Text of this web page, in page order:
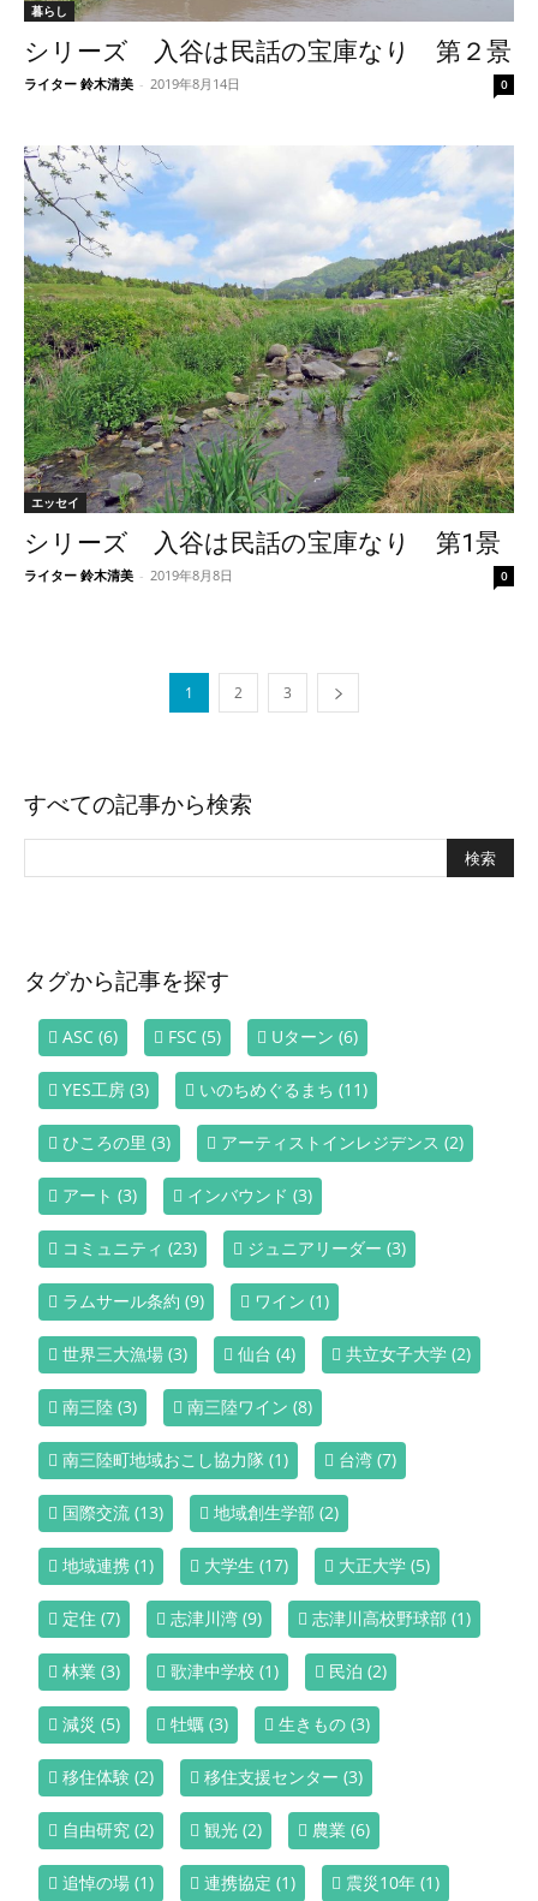
暮らし
シリーズ 入谷は民話の宝庫なり 第２景
ライター 鈴木清美 - 2019年8月14日 0
エッセイ
シリーズ 入谷は民話の宝庫なり 第1景
ライター 鈴木清美 - 2019年8月8日 0
1 2 3
すべての記事から検索
タグから記事を探す
ASC (6) FSC (5) Uターン (6)
YES工房 (3) いのちめぐるまち (11)
ひころの里 (3) アーティストインレジデンス (2)
アート (3) インバウンド (3)
コミュニティ (23) ジュニアリーダー (3)
ラムサール条約 (9) ワイン (1)
世界三大漁場 (3) 仙台 (4) 共立女子大学 (2)
南三陸 (3) 南三陸ワイン (8)
南三陸町地域おこし協力隊 (1) 台湾 (7)
国際交流 (13) 地域創生学部 (2)
地域連携 (1) 大学生 (17) 大正大学 (5)
定住 (7) 志津川湾 (9) 志津川高校野球部 (1)
林業 (3) 歌津中学校 (1) 民泊 (2)
減災 (5) 牡蠣 (3) 生きもの (3)
移住体験 (2) 移住支援センター (3)
自由研究 (2) 観光 (2) 農業 (6)
追悼の場 (1) 連携協定 (1) 震災10年 (1)